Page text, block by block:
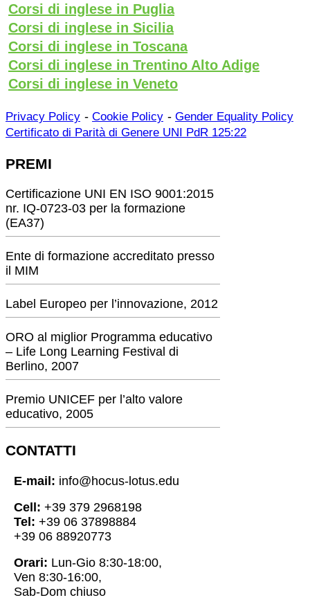
Corsi di inglese in Puglia
Corsi di inglese in Sicilia
Corsi di inglese in Toscana
Corsi di inglese in Trentino Alto Adige
Corsi di inglese in Veneto
Privacy Policy - Cookie Policy - Gender Equality Policy
Certificato di Parità di Genere UNI PdR 125:22
PREMI
Certificazione UNI EN ISO 9001:2015
nr. IQ-0723-03 per la formazione
(EA37)
Ente di formazione accreditato presso
il MIM
Label Europeo per l’innovazione, 2012
ORO al miglior Programma educativo
– Life Long Learning Festival di
Berlino, 2007
Premio UNICEF per l’alto valore
educativo, 2005
CONTATTI
E-mail: info@hocus-lotus.edu
Cell: +39 379 2968198
Tel: +39 06 37898884
+39 06 88920773
Orari: Lun-Gio 8:30-18:00,
Ven 8:30-16:00,
Sab-Dom chiuso